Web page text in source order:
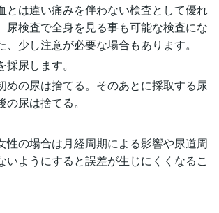
とは違い痛みを伴わない検査として優れ
尿検査で全身を見る事も可能な検査にな
、少し注意が必要な場合もあります。
尿します。
めの尿は捨てる。そのあとに採取する尿
尿は捨てる。
性の場合は月経周期による影響や尿道周
いようにすると誤差が生じにくくなるこ